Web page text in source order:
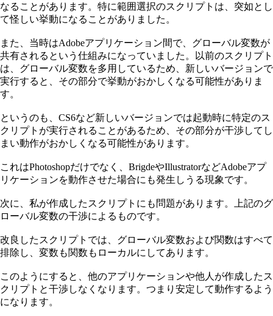
なることがあります。特に範囲選択のスクリプトは、突如とし
て怪しい挙動になることがありました。
また、当時はAdobeアプリケーション間で、グローバル変数が
共有されるという仕組みになっていました。以前のスクリプト
は、グローバル変数を多用しているため、新しいバージョンで
実行すると、その部分で挙動がおかしくなる可能性がありま
す。
というのも、CS6など新しいバージョンでは起動時に特定のス
クリプトが実行されることがあるため、その部分が干渉してし
まい動作がおかしくなる可能性があります。
これはPhotoshopだけでなく、BrigdeやIllustratorなどAdobeアプ
リケーションを動作させた場合にも発生しうる現象です。
次に、私が作成したスクリプトにも問題があります。上記のグ
ローバル変数の干渉によるものです。
改良したスクリプトでは、グローバル変数および関数はすべて
排除し、変数も関数もローカルにしてあります。
このようにすると、他のアプリケーションや他人が作成したス
クリプトと干渉しなくなります。つまり安定して動作するよう
になります。